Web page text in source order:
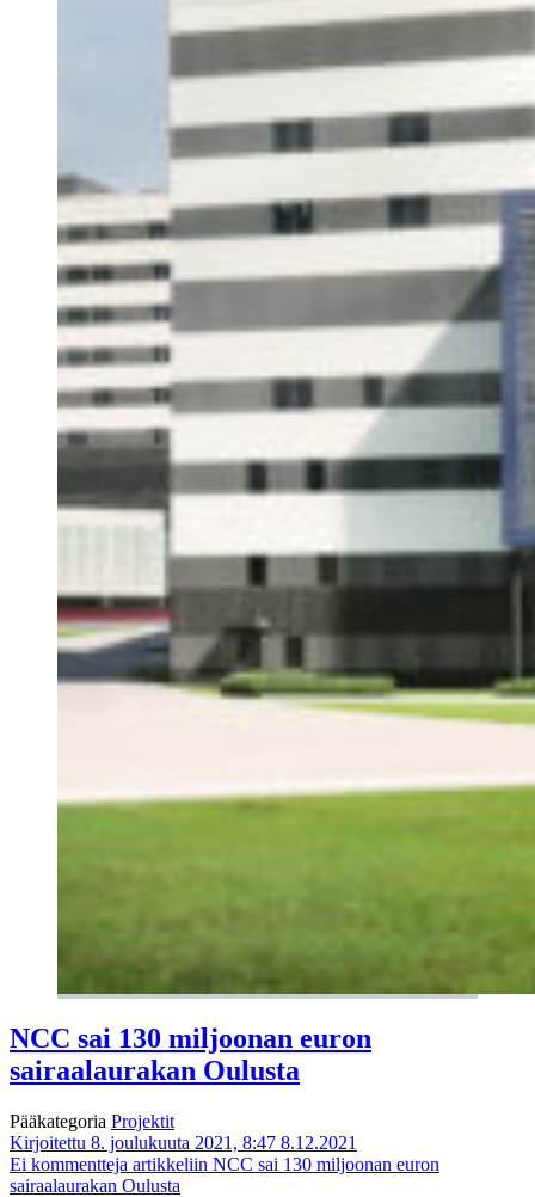
NCC sai 130 miljoonan euron
sairaalaurakan Oulusta
Pääkategoria Projektit
Kirjoitettu 8. joulukuuta 2021, 8:47 8.12.2021
Ei kommentteja artikkeliin NCC sai 130 miljoonan euron
sairaalaurakan Oulusta